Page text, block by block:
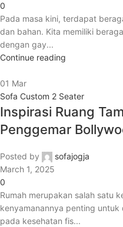
0
Pada masa kini, terdapat
dan bahan. Kita memiliki
dengan gay...
Continue reading
01 Mar
Sofa Custom 2 Seater
Inspirasi Ruang
Penggemar
Posted by
sofajogja
March 1, 2025
0
Rumah merupakan salah satu
kenyamanannya penting
pada kesehatan fis...